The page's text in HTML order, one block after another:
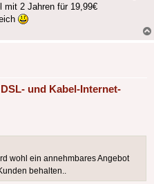
mit 2 Jahren für 19,99€
und Kabel-Internet-
wohl ein annehmbares Angebot
behalten..